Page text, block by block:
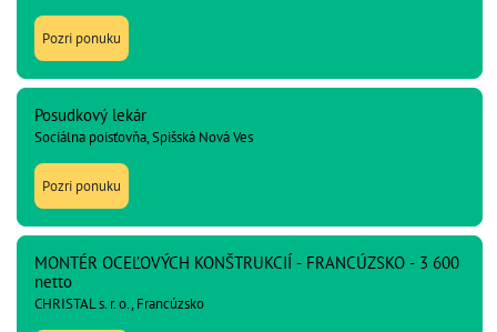
Pozri ponuku
Posudkový lekár
Sociálna poisťovňa, Spišská Nová Ves
Pozri ponuku
MONTÉR OCEĽOVÝCH KONŠTRUKCIÍ - FRANCÚZSKO - 3 600
netto
CHRISTAL s. r. o., Francúzsko